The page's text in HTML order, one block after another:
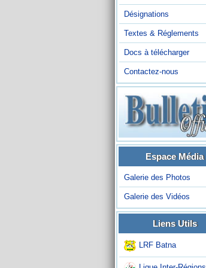
Désignations
Textes & Réglements
Docs à télécharger
Contactez-nous
Espace Média
Galerie des Photos
Galerie des Vidéos
Liens Utils
LRF Batna